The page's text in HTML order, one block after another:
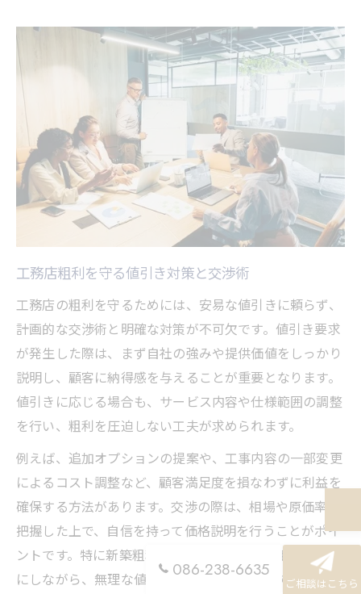
工務店粗利を守る値引き対策と交渉術
工務店の粗利を守るためには、安易な値引きに頼らず、
計画的な交渉術と明確な対策が不可欠です。値引き要求
が発生した際は、まず自社の強みや提供価値をしっかり
説明し、顧客に納得感を与えることが重要となります。
値引きに応じる場合も、サービス内容や仕様範囲の調整
を行い、粗利を圧迫しない工夫が求められます。
例えば、追加オプションの提案や、工事内容の一部変更
によるコスト調整など、顧客満足度を損なわずに利益を
確保する方法があります。交渉の際は、相場や原価率を
把握した上で、自信を持って価格説明を行うことがポイ
ントです。特に新築粗利や工務店マージンの相場を参考
にしながら、無理な値下げを防ぐ姿勢が大切です。
086-238-6635
ご相談はこちら